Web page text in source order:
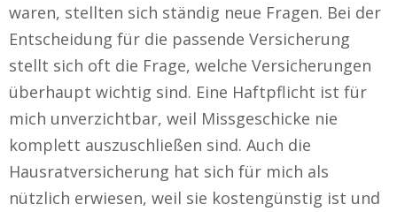
waren, stellten sich ständig neue Fragen. Bei der
Entscheidung für die passende Versicherung
stellt sich oft die Frage, welche Versicherungen
überhaupt wichtig sind. Eine Haftpflicht ist für
mich unverzichtbar, weil Missgeschicke nie
komplett auszuschließen sind. Auch die
Hausratversicherung hat sich für mich als
nützlich erwiesen, weil sie kostengünstig ist und